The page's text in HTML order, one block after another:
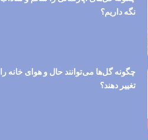
نگه داریم؟
چگونه گل‌ها می‌توانند حال و هوای خانه را
تغییر دهند؟